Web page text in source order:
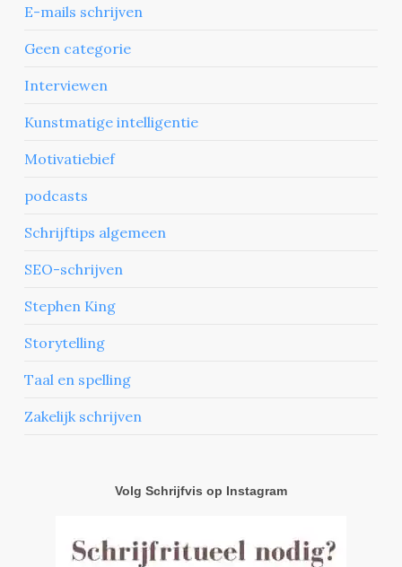
E-mails schrijven
Geen categorie
Interviewen
Kunstmatige intelligentie
Motivatiebief
podcasts
Schrijftips algemeen
SEO-schrijven
Stephen King
Storytelling
Taal en spelling
Zakelijk schrijven
Volg Schrijfvis op Instagram